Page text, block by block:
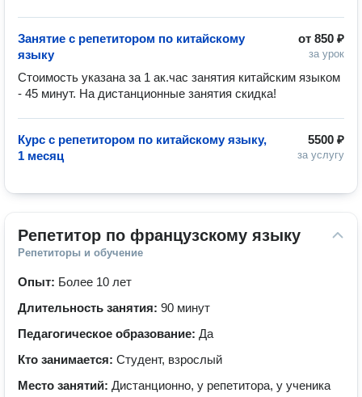
от 850 ₽
за урок
Занятие с репетитором по китайскому
языку
Стоимость указана за 1 ак.час занятия китайским языком
- 45 минут. На дистанционные занятия скидка!
5500 ₽
за услугу
Курс с репетитором по китайскому языку,
1 месяц
Репетитор по французскому языку
Репетиторы и обучение
Опыт: Более 10 лет
Длительность занятия: 90 минут
Педагогическое образование: Да
Кто занимается: Студент, взрослый
Место занятий: Дистанционно, у репетитора, у ученика